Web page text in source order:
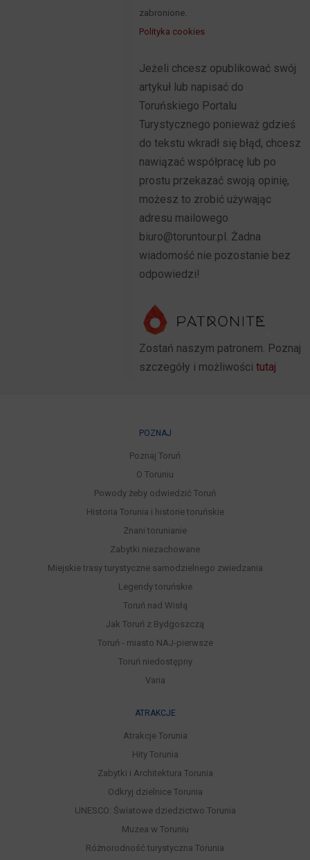
zabronione.
Polityka cookies
Jeżeli chcesz opublikować swój
artykuł lub napisać do
Toruńskiego Portalu
Turystycznego ponieważ gdzieś
do tekstu wkradł się błąd, chcesz
nawiązać współpracę lub po
prostu przekazać swoją opinię,
możesz to zrobić używając
adresu mailowego
biuro@toruntour.pl. Żadna
wiadomość nie pozostanie bez
odpowiedzi!
Zostań naszym patronem. Poznaj
szczegóły i możliwości tutaj
POZNAJ
Poznaj Toruń
O Toruniu
Powody żeby odwiedzić Toruń
Historia Torunia i historie toruńskie
Znani torunianie
Zabytki niezachowane
Miejskie trasy turystyczne samodzielnego zwiedzania
Legendy toruńskie
Toruń nad Wisłą
Jak Toruń z Bydgoszczą
Toruń - miasto NAJ-pierwsze
Toruń niedostępny
Varia
ATRAKCJE
Atrakcje Torunia
Hity Torunia
Zabytki i Architektura Torunia
Odkryj dzielnice Torunia
UNESCO: Światowe dziedzictwo Torunia
Muzea w Toruniu
Różnorodność turystyczna Torunia